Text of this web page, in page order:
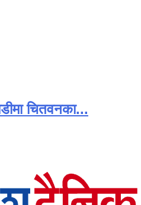
चितवनका...